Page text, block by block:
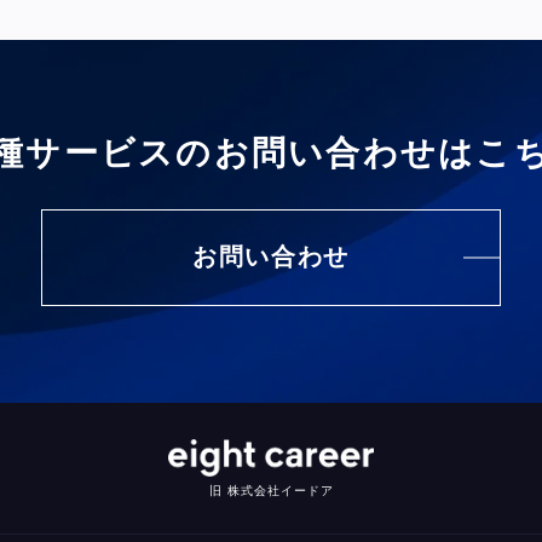
サービスのお問い合わせはこ
お問い合わせ
旧 株式会社イードア